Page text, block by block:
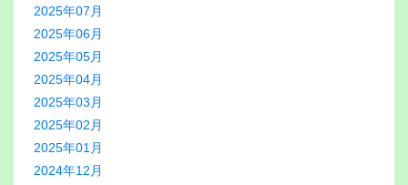
2025年07月
2025年06月
2025年05月
2025年04月
2025年03月
2025年02月
2025年01月
2024年12月